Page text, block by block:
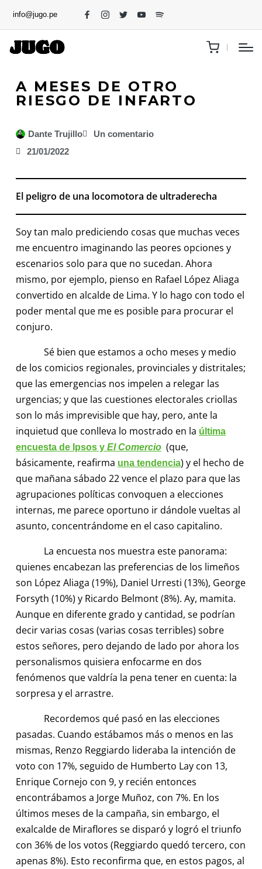
info@jugo.pe
A MESES DE OTRO
RIESGO DE INFARTO
Dante Trujillo
Un comentario
21/01/2022
El peligro de una locomotora de ultraderecha
Soy tan malo prediciendo cosas que muchas veces
me encuentro imaginando las peores opciones y
escenarios solo para que no sucedan. Ahora
mismo, por ejemplo, pienso en Rafael López Aliaga
convertido en alcalde de Lima. Y lo hago con todo el
poder mental que me es posible para procurar el
conjuro.
Sé bien que estamos a ocho meses y medio
de los comicios regionales, provinciales y distritales;
que las emergencias nos impelen a relegar las
urgencias; y que las cuestiones electorales criollas
son lo más imprevisible que hay, pero, ante la
inquietud que conlleva lo mostrado en la última
encuesta de Ipsos y El Comercio (que,
básicamente, reafirma una tendencia) y el hecho de
que mañana sábado 22 vence el plazo para que las
agrupaciones políticas convoquen a elecciones
internas, me parece oportuno ir dándole vueltas al
asunto, concentrándome en el caso capitalino.
La encuesta nos muestra este panorama:
quienes encabezan las preferencias de los limeños
son López Aliaga (19%), Daniel Urresti (13%), George
Forsyth (10%) y Ricardo Belmont (8%). Ay, mamita.
Aunque en diferente grado y cantidad, se podrían
decir varias cosas (varias cosas terribles) sobre
estos señores, pero dejando de lado por ahora los
personalismos quisiera enfocarme en dos
fenómenos que valdría la pena tener en cuenta: la
sorpresa y el arrastre.
Recordemos qué pasó en las elecciones
pasadas. Cuando estábamos más o menos en las
mismas, Renzo Reggiardo lideraba la intención de
voto con 17%, seguido de Humberto Lay con 13,
Enrique Cornejo con 9, y recién entonces
encontrábamos a Jorge Muñoz, con 7%. En los
últimos meses de la campaña, sin embargo, el
exalcalde de Miraflores se disparó y logró el triunfo
con 36% de los votos (Reggiardo quedó tercero, con
apenas 8%). Esto reconfirma que, en estos pagos, al